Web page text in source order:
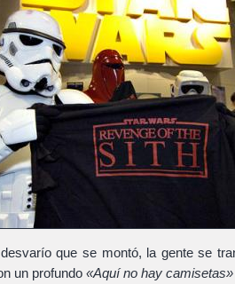
que se montó, la gente se
un profundo «Aquí no hay camisetas»